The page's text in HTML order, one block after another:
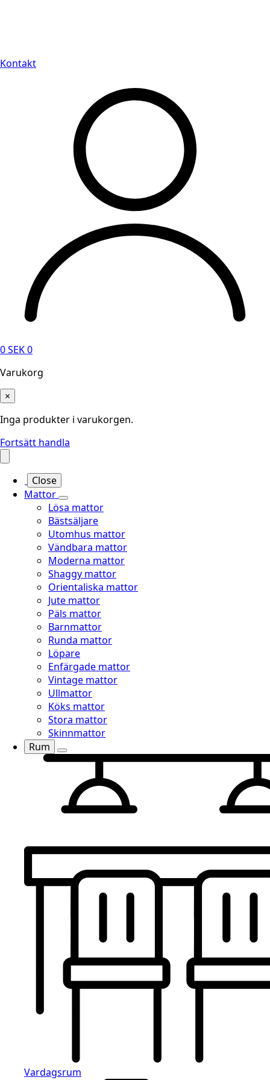
Kontakt
0SEK0
Varukorg
×
Inga produkter i varukorgen.
Fortsätt handla
Close
Mattor
Lösa mattor
Bästsäljare
Utomhus mattor
Vändbara mattor
Moderna mattor
Shaggy mattor
Orientaliska mattor
Jute mattor
Päls mattor
Barnmattor
Runda mattor
Löpare
Enfärgade mattor
Vintage mattor
Ullmattor
Köks mattor
Stora mattor
Skinnmattor
Rum
Vardagsrum